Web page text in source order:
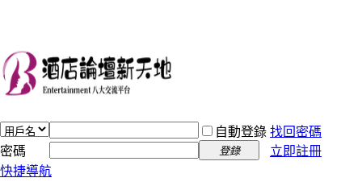
自動登錄 找回密碼
密碼
登錄
立即註冊
快捷導航